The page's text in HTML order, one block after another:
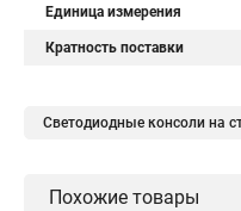
Единица измерения
Кратность поставки
Светодиодные консоли на
Уличные светодиодные
Похожие товары